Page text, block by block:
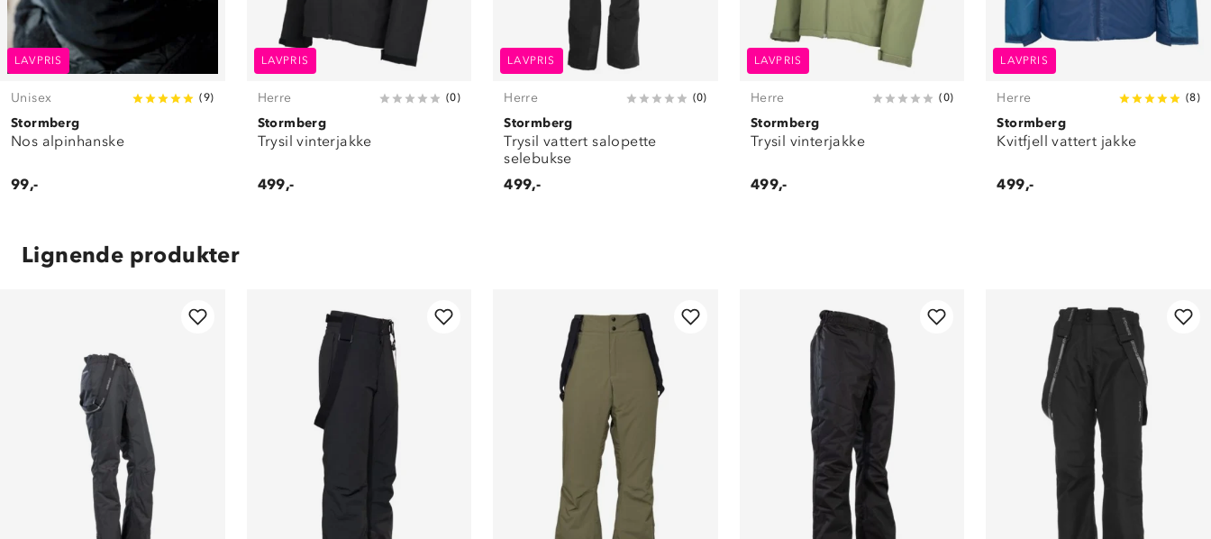
LAVPRIS
Unisex (9)
Stormberg
Nos alpinhanske
99,-
LAVPRIS
Herre (0)
Stormberg
Trysil vinterjakke
499,-
LAVPRIS
Herre (0)
Stormberg
Trysil vattert salopette
selebukse
499,-
LAVPRIS
Herre (0)
Stormberg
Trysil vinterjakke
499,-
LAVPRIS
Herre (8)
Stormberg
Kvitfjell vattert jakke
499,-
Lignende produkter